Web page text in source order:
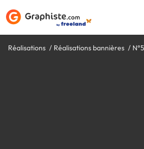
Réalisations Réalisations bannières